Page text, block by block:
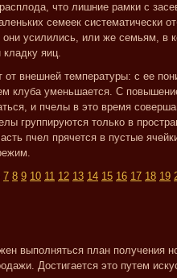
что лишние рамки с
семеек систематически
усилились, или же семьям, в
яиц.
от внешней температуры: с ее
клуба уменьшается. С
и пчелы в это время
группируются только в
пчел прячется в пустые
7 8 9 10 11 12 13 14 15 16 17 18 19
выполняться план получения
Достигается это путем